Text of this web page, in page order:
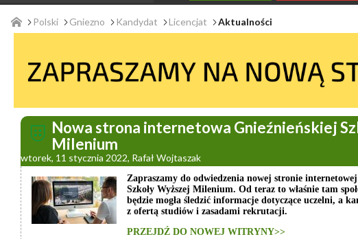
Polski Gniezno Kandydat Licencjat Aktualności
Nowa strona internetowa Gnieźnieńskiej
Milenium
wtorek, 11 stycznia 2022, Rafał Wojtaszak
Zapraszamy do odwiedzenia nowej stronie
Szkoły Wyższej Milenium. Od teraz to właśnie tam
będzie mogła śledzić informacje dotyczące uczelni, a
z ofertą studiów i zasadami rekrutacji.
PRZEJDŹ DO NOWEJ WITRYNY>>